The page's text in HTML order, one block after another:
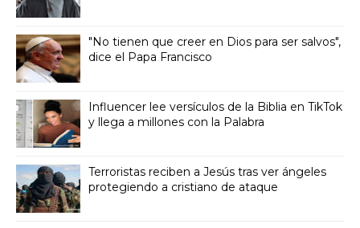
"No tienen que creer en Dios para ser salvos",
dice el Papa Francisco
Influencer lee versículos de la Biblia en TikTok
y llega a millones con la Palabra
Terroristas reciben a Jesús tras ver ángeles
protegiendo a cristiano de ataque